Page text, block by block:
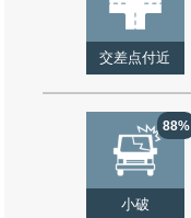
交差点付近
88%
小破